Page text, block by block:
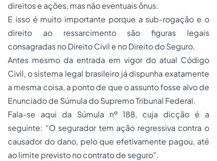
direitos e ações, mas não eventuais ônus.
E isso é muito importante porque a sub-rogação e o
direito ao ressarcimento são figuras legais
consagradas no Direito Civil e no Direito do Seguro.
Antes mesmo da entrada em vigor do atual Código
Civil, o sistema legal brasileiro já dispunha exatamente
a mesma coisa, a ponto de que o assunto fosse alvo de
Enunciado de Súmula do Supremo Tribunal Federal.
Fala-se aqui da Súmula nº 188, cuja dicção é a
seguinte: “O segurador tem ação regressiva contra o
causador do dano, pelo que efetivamente pagou, até
ao limite previsto no contrato de seguro”.